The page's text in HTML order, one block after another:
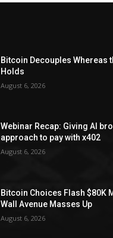
Bitcoin Decouples Whereas
Holds
August 6, 2026
Webinar Recap: Giving AI
approach to pay with x402
August 6, 2026
Bitcoin Choices Flash $80K
Wall Avenue Masses Up
August 6, 2026